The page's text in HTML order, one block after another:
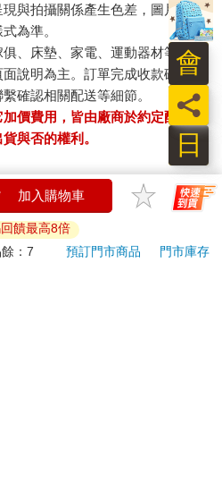
與拍攝關係產生色差，圖片僅供
為準。
、床墊、家電、運動器材等）及
說明為主。訂單完成收款確認
確認相關配送等細節。
價費用，皆由廠商於約定配送時
與否的權利。
ATM! 如接獲電話要求您前往
，以免受騙上當！
，退回商品須為全新狀態**
加入購物車
饋最高8倍
餘：7 預訂門市商品
門市庫存
日
員
會